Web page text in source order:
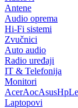
Antene
Audio oprema
Hi-Fi sistemi
Zvučnici
Auto audio
Radio uređaji
IT & Telefonija
Monitori
AcerAocAsusHp
Laptopovi